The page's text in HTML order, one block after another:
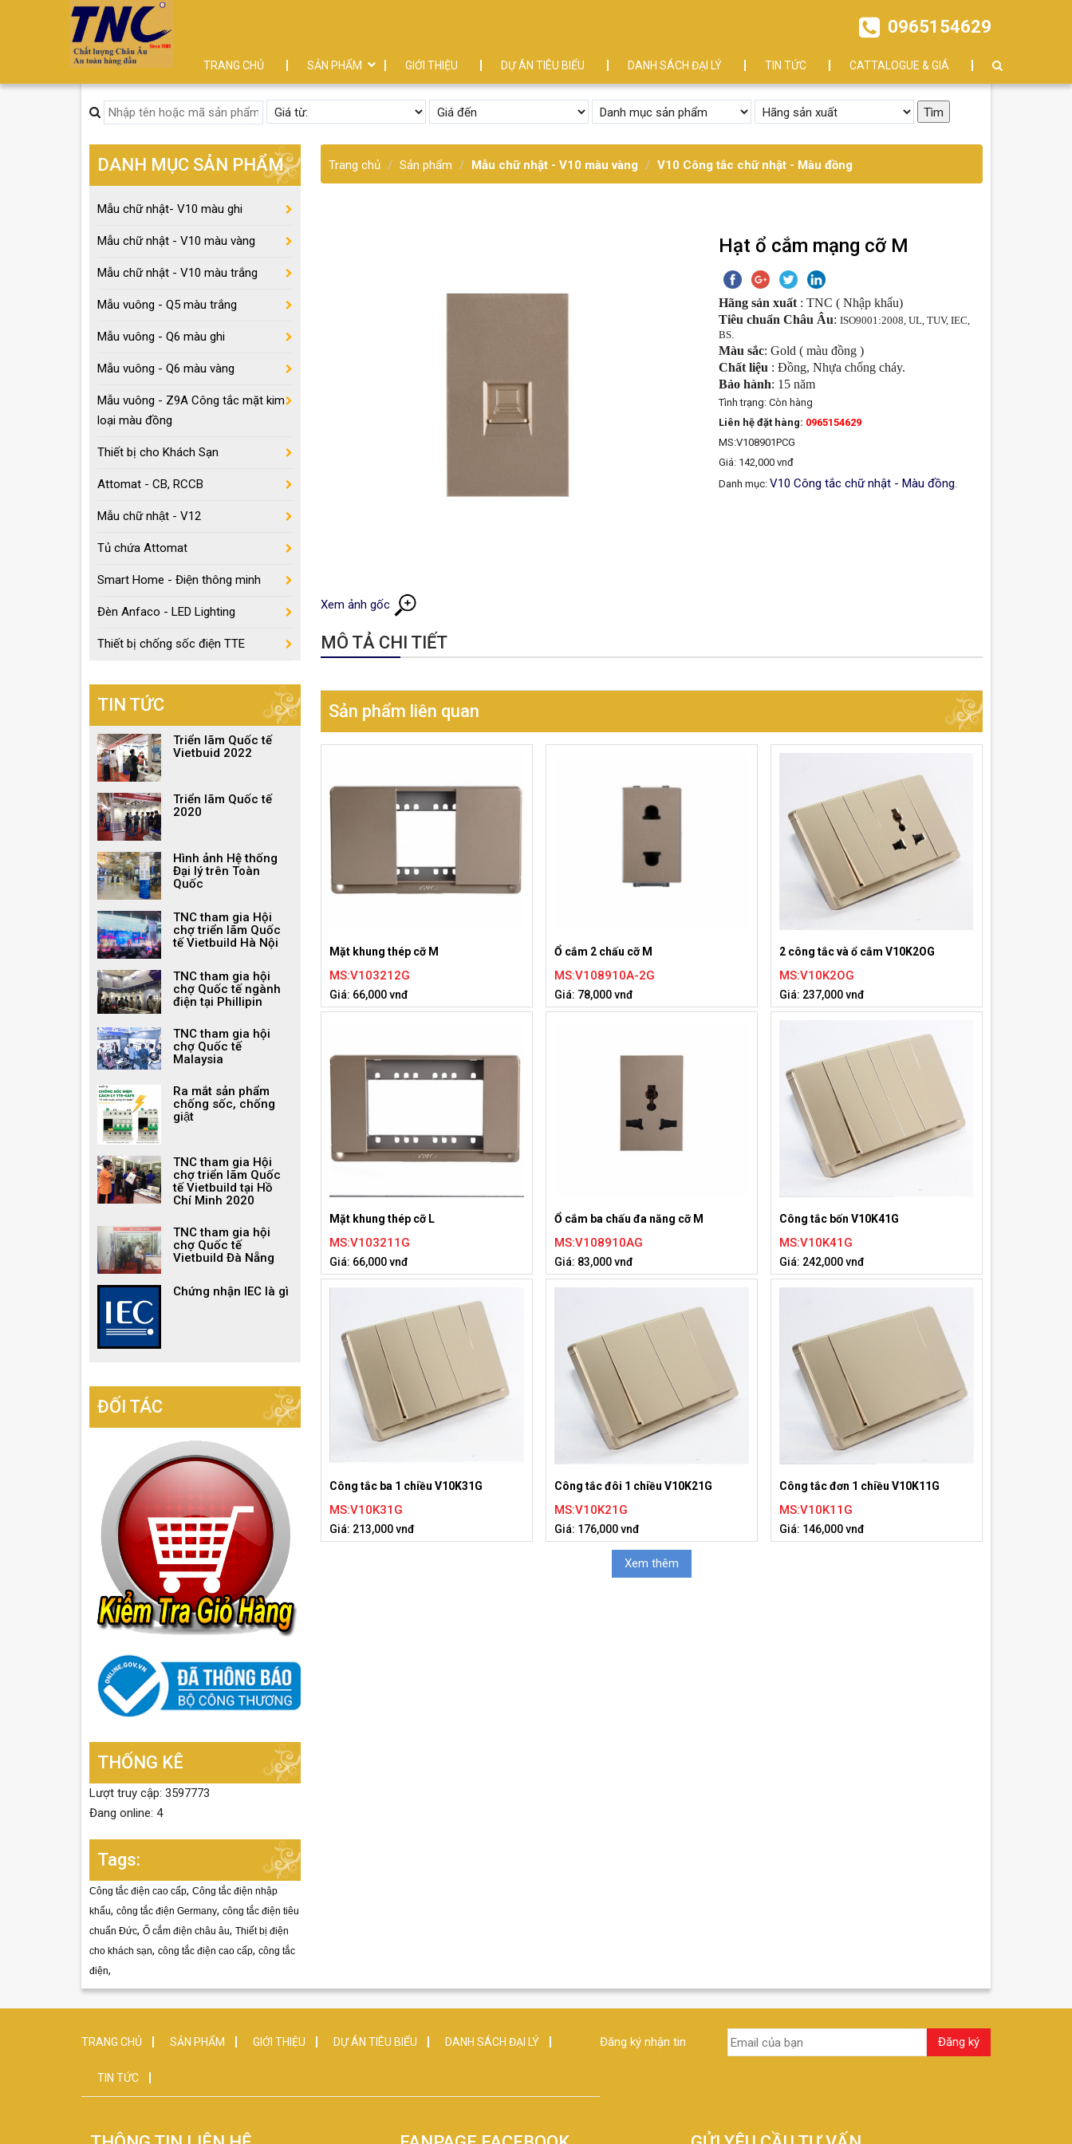
TRANG CHỦ SẢN PHẨM GIỚI THIỆU DỰ ÁN TIÊU BIỂU DANH SÁCH ĐẠI LÝ TIN TỨC CATTALOGUE & GIÁ
0965154629
Trang chủ Sản phẩm Mẫu chữ nhật - V10 màu vàng V10 Công tắc chữ nhật - Màu đồng
Xem ảnh gốc
Hạt ổ cắm mạng cỡ M
Hãng sản xuất : TNC ( Nhập khẩu)
Tiêu chuẩn Châu Âu:ISO9001:2008, UL, TUV, IEC,
BS.
Màu sắc: Gold ( màu đồng )
Chất liệu : Đồng, Nhựa chống cháy.
Bảo hành: 15 năm
Tình trạng: Còn hàng
Liên hệ đặt hàng: 0965154629
MS:V108901PCG
Giá: 142,000 vnđ
Danh mục:V10 Công tắc chữ nhật - Màu đồng
MÔ TẢ CHI TIẾT
Sản phẩm liên quan
Mặt khung thép cỡ M
MS:V103212G
Giá: 66,000 vnđ
Ổ cắm 2 chấu cỡ M
MS:V108910A-2G
Giá: 78,000 vnđ
2 công tắc và ổ cắm V10K2OG
MS:V10K2OG
Giá: 237,000 vnđ
Mặt khung thép cỡ L
MS:V103211G
Giá: 66,000 vnđ
Ổ cắm ba chấu đa năng cỡ M
MS:V108910AG
Giá: 83,000 vnđ
Công tắc bốn V10K41G
MS:V10K41G
Giá: 242,000 vnđ
Công tắc ba 1 chiều V10K31G
MS:V10K31G
Giá: 213,000 vnđ
Công tắc đôi 1 chiều V10K21G
MS:V10K21G
Giá: 176,000 vnđ
Công tắc đơn 1 chiều V10K11G
MS:V10K11G
Giá: 146,000 vnđ
Xem thêm
DANH MỤC SẢN PHẨM
Mẫu chữ nhật- V10 màu ghi
Mẫu chữ nhật - V10 màu vàng
Mẫu chữ nhật - V10 màu trắng
Mẫu vuông - Q5 màu trắng
Mẫu vuông - Q6 màu ghi
Mẫu vuông - Q6 màu vàng
Mẫu vuông - Z9A Công tắc mặt kim
loại màu đồng
Thiết bị cho Khách Sạn
Attomat - CB, RCCB
Mẫu chữ nhật - V12
Tủ chứa Attomat
Smart Home - Điện thông minh
Đèn Anfaco - LED Lighting
Thiết bị chống sốc điện TTE
TIN TỨC
Triển lãm Quốc tế
Vietbuid 2022
Triển lãm Quốc tế
2020
Hình ảnh Hệ thống
Đại lý trên Toàn
Quốc
TNC tham gia Hội
chợ triển lãm Quốc
tế Vietbuild Hà Nội
TNC tham gia hội
chợ Quốc tế ngành
điện tại Phillipin
TNC tham gia hội
chợ Quốc tế
Malaysia
Ra mắt sản phẩm
chống sốc, chống
giật
TNC tham gia Hội
chợ triển lãm Quốc
tế Vietbuild tại Hồ
Chí Minh 2020
TNC tham gia hội
chợ Quốc tế
Vietbuild Đà Nẵng
Chứng nhận IEC là gì
ĐỐI TÁC
THỐNG KÊ
Lượt truy cập: 3597773
Đang online: 4
Tags:
Công tắc điện cao cấp, Công tắc điện nhập
khẩu, công tắc điện Germany, công tắc điện tiêu
chuẩn Đức, Ổ cắm điện châu âu, Thiết bị điện
cho khách sạn, công tắc điện cao cấp, công tắc
điện,
TRANG CHỦ SẢN PHẨM GIỚI THIỆU DỰ ÁN TIÊU BIỂU DANH SÁCH ĐẠI LÝ
TIN TỨC
Đăng ký nhận tin